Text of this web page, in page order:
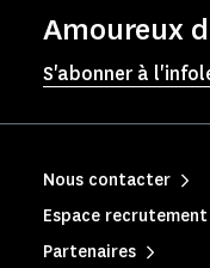
Amoureux
S'abonner à
Nous contacter
Espace recrutement
Partenaires